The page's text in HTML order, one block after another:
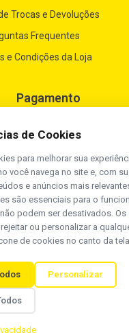
Trocas e Devoluções
Frequentes
e Condições da Loja
Pagamento
117, Cidade
Contagem / MG - Brasil - CEP:
de Cookies
para melhorar sua
você navega no site e, com
e anúncios mais
são essenciais para o
podem ser desativados. Os
ou personalizar a
de cookies no canto da
Personalizar